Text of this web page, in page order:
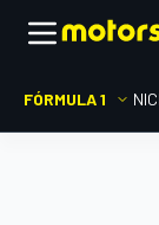
FÓRMULA 1